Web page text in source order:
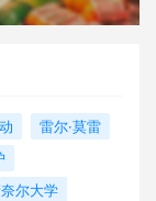
雷尔·莫雷
尔大学